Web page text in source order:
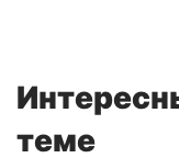
теме